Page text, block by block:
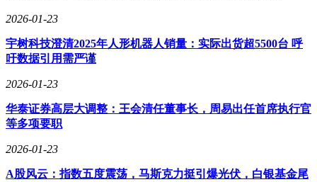
历史影像的时空对话，让城市景观成为会说话的叙事主体。当
《城的琴》中纸板钢琴与钢筋水泥形成刚柔并济的视觉符号，
当《开市》用平行蒙太奇展现股市初创期的混沌与激情，这些
创新表达使城市形象传播突破了"打卡式"展示的窠臼。
该剧在价值观输出上展现出独特智慧。《AI时代》提出"技术
要有温度"的科技伦理，《闯南关》传递"关关难过关关过"的
奋斗哲学，《红树流年》践行"绿水青山"的生态理念，这些价
居、机器人护理等未来图景，既是对深圳创新基因的艺术化呈
现，也为观众提供了观察中国式现代化的独特视角。
2026-01-23
宇树科技澄清2025年人形机器人销量：实际出货超5500台 呼
吁数据引用需严谨
2026-01-23
华泰证券高层大调整：王会清任董事长，周易出任首席执行官
等多项要职
2026-01-23
A股风云：指数五度震荡，马斯克力挺引爆光伏，白银基金尾